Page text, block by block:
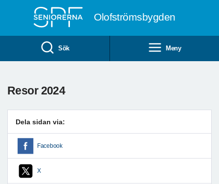
Olofströmsbygden
Sök Meny
Resor 2024
Dela sidan via:
Facebook
X